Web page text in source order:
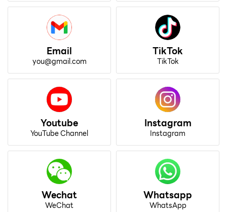
Email
you@gmail.com
TikTok
TikTok
Youtube
YouTube Channel
Instagram
Instagram
Wechat
WeChat
Whatsapp
WhatsApp